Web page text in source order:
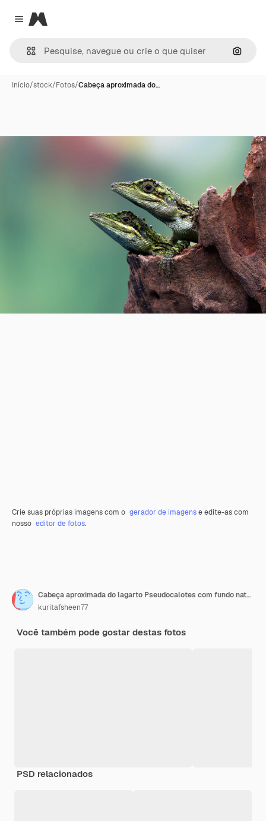
Close menu
Magnific
Início/stock/Fotos/Cabeça aproximada do…
Crie suas próprias imagens com o gerador de imagense edite-as com
nosso editor de fotos.
Cabeça aproximada do lagarto Pseudocalotes com fundo natural
kuritafsheen77
Você também pode gostar destas fotos
PSD relacionados